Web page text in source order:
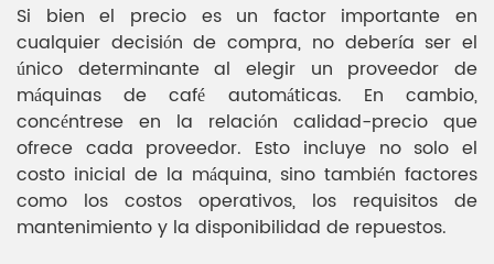
Si bien el precio es un factor importante en
cualquier decisión de compra, no debería ser el
único determinante al elegir un proveedor de
máquinas de café automáticas. En cambio,
concéntrese en la relación calidad-precio que
ofrece cada proveedor. Esto incluye no solo el
costo inicial de la máquina, sino también factores
como los costos operativos, los requisitos de
mantenimiento y la disponibilidad de repuestos.